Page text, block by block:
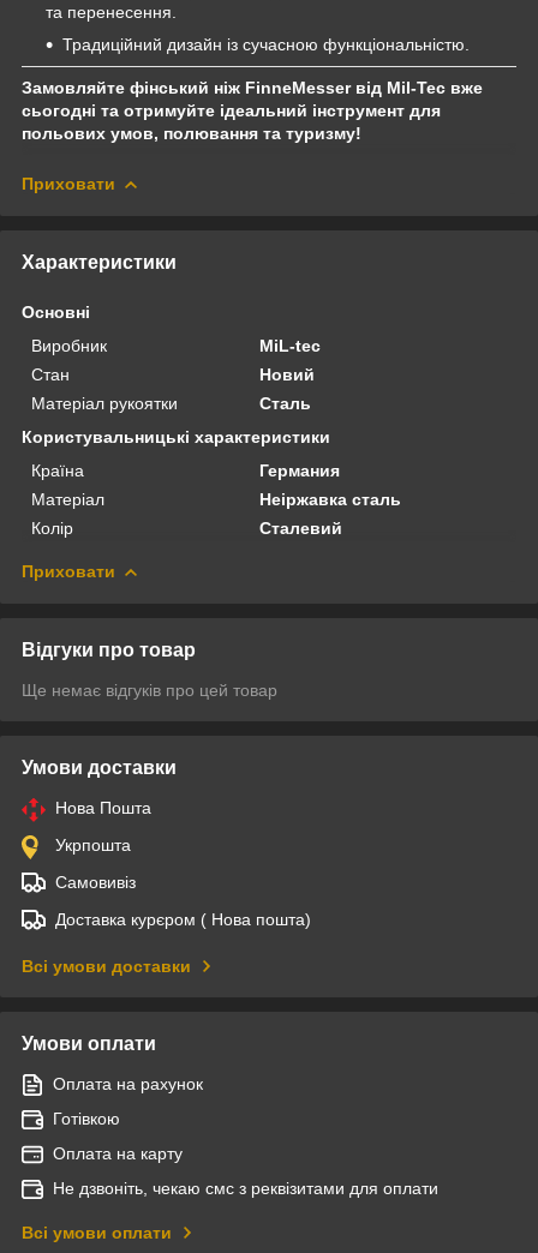
та перенесення.
Традиційний дизайн із сучасною функціональністю.
Замовляйте фінський ніж FinneMesser від Mil-Tec вже
сьогодні та отримуйте ідеальний інструмент для
польових умов, полювання та туризму!
Приховати
Характеристики
Основні
Виробник
MiL-tec
Стан
Новий
Матеріал рукоятки
Сталь
Користувальницькі характеристики
Країна
Германия
Матеріал
Неіржавка сталь
Колір
Сталевий
Приховати
Відгуки про товар
Ще немає відгуків про цей товар
Умови доставки
Нова Пошта
Укрпошта
Самовивіз
Доставка курєром ( Нова пошта)
Всі умови доставки
Умови оплати
Оплата на рахунок
Готівкою
Оплата на карту
Не дзвоніть, чекаю смс з реквізитами для оплати
Всі умови оплати